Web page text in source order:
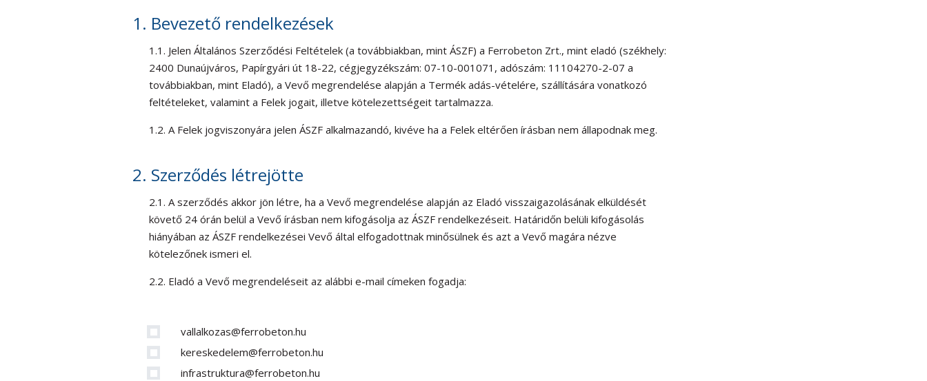
1. Bevezető rendelkezések
1.1. Jelen Általános Szerződési Feltételek (a továbbiakban, mint ÁSZF) a Ferrobeton Zrt., mint eladó (székhely:
2400 Dunaújváros, Papírgyári út 18-22, cégjegyzékszám: 07-10-001071, adószám: 11104270-2-07 a
továbbiakban, mint Eladó), a Vevő megrendelése alapján a Termék adás-vételére, szállítására vonatkozó
feltételeket, valamint a Felek jogait, illetve kötelezettségeit tartalmazza.
1.2. A Felek jogviszonyára jelen ÁSZF alkalmazandó, kivéve ha a Felek eltérően írásban nem állapodnak meg.
2. Szerződés létrejötte
2.1. A szerződés akkor jön létre, ha a Vevő megrendelése alapján az Eladó visszaigazolásának elküldését
követő 24 órán belül a Vevő írásban nem kifogásolja az ÁSZF rendelkezéseit. Határidőn belüli kifogásolás
hiányában az ÁSZF rendelkezései Vevő által elfogadottnak minősülnek és azt a Vevő magára nézve
kötelezőnek ismeri el.
2.2. Eladó a Vevő megrendeléseit az alábbi e-mail címeken fogadja:
vallalkozas@ferrobeton.hu
kereskedelem@ferrobeton.hu
infrastruktura@ferrobeton.hu